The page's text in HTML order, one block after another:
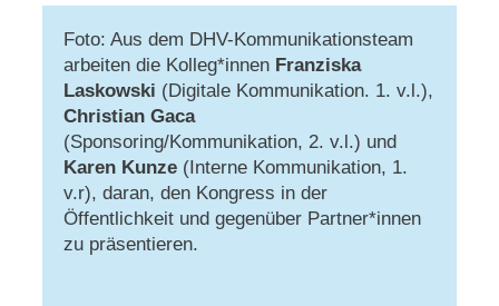
Foto: Aus dem DHV-Kommunikationsteam
arbeiten die Kolleg*innen Franziska
Laskowski (Digitale Kommunikation. 1. v.l.),
Christian Gaca
(Sponsoring/Kommunikation, 2. v.l.) und
Karen Kunze(Interne Kommunikation, 1.
v.r), daran, den Kongress in der
Öffentlichkeit und gegenüber Partner*innen
zu präsentieren.